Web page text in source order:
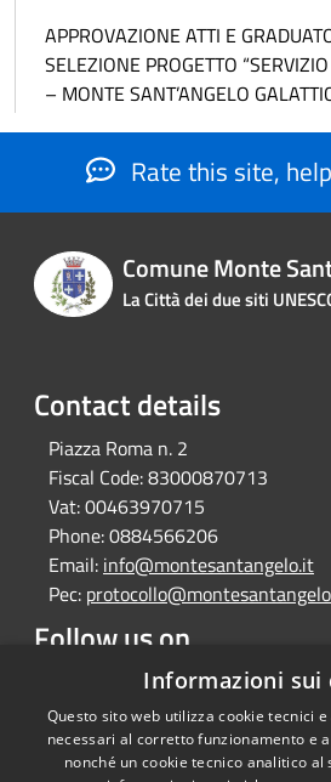
APPROVAZIONE ATTI E
SELEZIONE PROGETTO
– MONTE SANT’ANGELO
Rate this site,
Comune Monte
La Città dei due siti
Contact details
Piazza Roma n. 2
Fiscal Code:83000870713
Vat:00463970715
Phone:0884566206
Email: info@montesantangelo.it
Pec:
Follow us on
FacebookYoutubeInstagram
Informazioni sui
Questo sito web utilizza cookie tecnici
necessari al corretto funzionamento e
nonché un cookie tecnico analitico